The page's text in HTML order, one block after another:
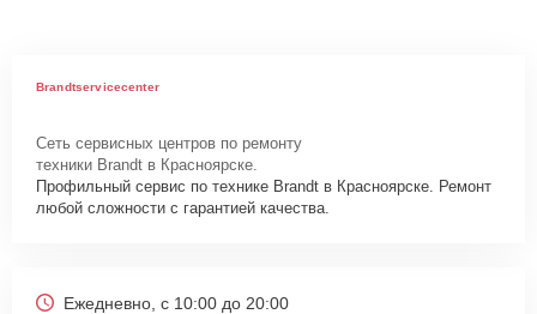
Brandtservicecenter
Сеть сервисных центров по ремонту
техники Brandt в Красноярске.
Профильный сервис по технике Brandt в Красноярске. Ремонт
любой сложности с гарантией качества.
Ежедневно, с 10:00 до 20:00